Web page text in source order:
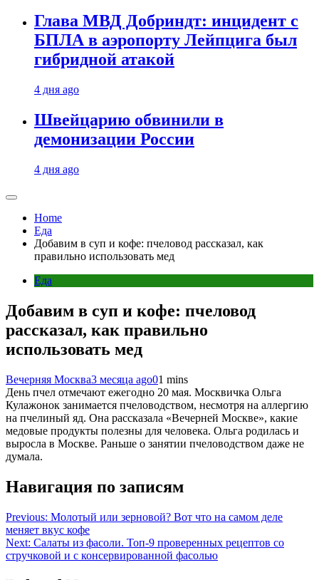
Глава МВД Добриндт: инцидент с
БПЛА в аэропорту Лейпцига был
гибридной атакой
4 дня ago
Швейцарию обвинили в
демонизации России
4 дня ago
Home
Еда
Добавим в суп и кофе: пчеловод рассказал, как
правильно использовать мед
Еда
Добавим в суп и кофе: пчеловод
рассказал, как правильно
использовать мед
Вечерняя Москва3 месяца ago01 mins
День пчел отмечают ежегодно 20 мая. Москвичка Ольга
Кулажонок занимается пчеловодством, несмотря на аллергию
на пчелиный яд. Она рассказала «Вечерней Москве», какие
медовые продукты полезны для человека. Ольга родилась и
выросла в Москве. Раньше о занятии пчеловодством даже не
думала.
Навигация по записям
Previous: Молотый или зерновой? Вот что на самом деле
меняет вкус кофе
Next: Салаты из фасоли. Топ-9 проверенных рецептов со
стручковой и с консервированной фасолью